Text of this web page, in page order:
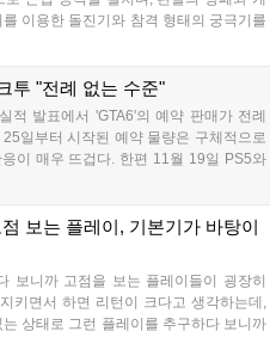
이용한 돌진기와 참격 형태의 궁극기를
로 기관총을 사용하는 특징이 있다. 디몬
투 "전례 없는 수준"
적 발표에서 'GTA6'의 예약 판매가 전례
일부터 시작된 예약 물량은 구체적으로
이 매우 뜨겁다. 한편 11월 19일 PS5와
예정이며, 록스타 게임즈는 한국 시각
계획이다....
보는 플레이, 기본기가 바탕이
보니까 고점을 보는 플레이들이 굉장히
키면서 하면 리턴이 크다고 생각하는데,
상태로 그런 플레이를 추구하다 보니까
이 났던 것 같습니다." T1은 6일 서울 종